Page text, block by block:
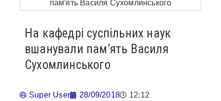
На кафедрі суспільних наук
вшанували пам’ять Василя
Сухомлинського
Super User 28/09/2018 12:12